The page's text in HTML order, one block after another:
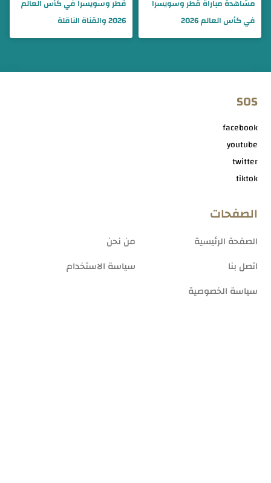
مشاهدة مباراة قطر وسويسرا
في كأس العالم 2026
قطر وسويسرا في كأس العالم
2026 والقناة الناقلة
الصفحات
الصفحة الرئيسية
من نحن
اتصل بنا
سياسة الاستخدام
سياسة الخصوصية
SOS
facebook
youtube
twitter
tiktok